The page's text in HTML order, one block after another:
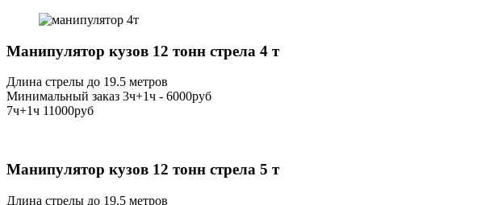
Манипулятор кузов 12 тонн стрела 4 т
Длина стрелы до 19.5 метров
Минимальный заказ 3ч+1ч - 6000руб
7ч+1ч 11000руб
Манипулятор кузов 12 тонн стрела 5 т
Длина стрелы до 19.5 метров